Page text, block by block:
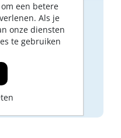
verzinkt
een betere
Als je
onze diensten
te gebruiken